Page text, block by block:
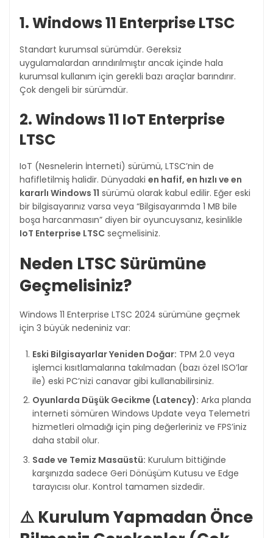
1. Windows 11 Enterprise LTSC
Standart kurumsal sürümdür. Gereksiz
uygulamalardan arındırılmıştır ancak içinde hala
kurumsal kullanım için gerekli bazı araçlar barındırır.
Çok dengeli bir sürümdür.
2. Windows 11 IoT Enterprise
LTSC
IoT (Nesnelerin İnterneti) sürümü, LTSC’nin de
hafifletilmiş halidir. Dünyadaki en hafif, en hızlı ve en
kararlı Windows 11 sürümü olarak kabul edilir. Eğer eski
bir bilgisayarınız varsa veya “Bilgisayarımda 1 MB bile
boşa harcanmasın” diyen bir oyuncuysanız, kesinlikle
IoT Enterprise LTSC seçmelisiniz.
Neden LTSC Sürümüne
Geçmelisiniz?
Windows 11 Enterprise LTSC 2024 sürümüne geçmek
için 3 büyük nedeniniz var:
Eski Bilgisayarlar Yeniden Doğar: TPM 2.0 veya
işlemci kısıtlamalarına takılmadan (bazı özel ISO’lar
ile) eski PC’nizi canavar gibi kullanabilirsiniz.
Oyunlarda Düşük Gecikme (Latency): Arka planda
interneti sömüren Windows Update veya Telemetri
hizmetleri olmadığı için ping değerleriniz ve FPS’iniz
daha stabil olur.
Sade ve Temiz Masaüstü: Kurulum bittiğinde
karşınızda sadece Geri Dönüşüm Kutusu ve Edge
tarayıcısı olur. Kontrol tamamen sizdedir.
⚠️ Kurulum Yapmadan Önce